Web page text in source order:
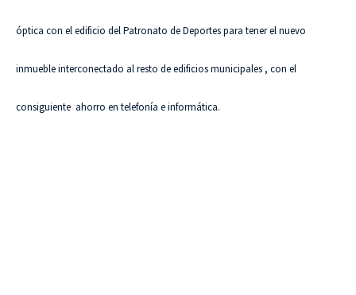
óptica con el edificio del Patronato de Deportes para tener el nuevo
inmueble interconectado al resto de edificios municipales , con el
consiguiente ahorro en telefonía e informática.